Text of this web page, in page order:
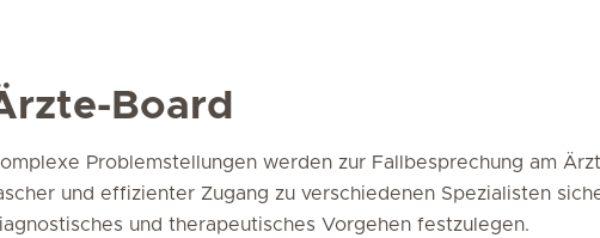
Board
Problemstellungen werden zur Fallbesprechung am
und effizienter Zugang zu verschiedenen Spezialisten
und therapeutisches Vorgehen festzulegen.